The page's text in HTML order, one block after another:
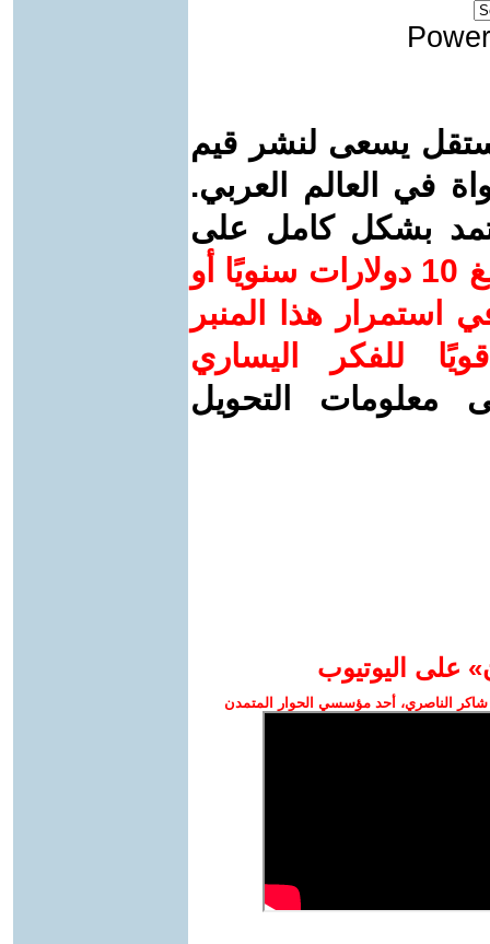
يسعى لنشر قيم
في العالم العربي.
بشكل كامل على
ساهم/ي معنا! بدعمكم بمبلغ 10 دولارات سنويًا أو
استمرار هذا المنبر
للفكر اليساري
معلومات التحويل
على اليوتيوب
الناصري، أحد مؤسسي الحوار المتمدن